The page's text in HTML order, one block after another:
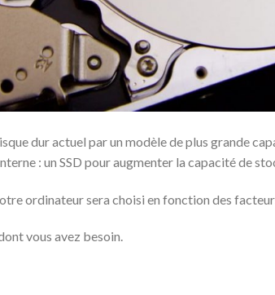
dur actuel par un modèle de plus grande
: un SSD pour augmenter la capacité de
ordinateur sera choisi en fonction des
vous avez besoin.